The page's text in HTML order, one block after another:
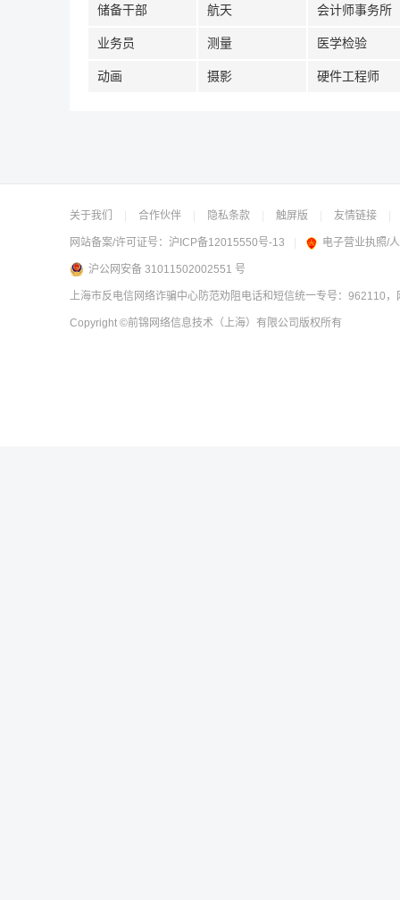
储备干部 航天 会计师事务所
业务员 测量 医学检验
动画 摄影 硬件工程师
关于我们 合作伙伴 隐私条款 触屏版 友情链接
网站备案/许可证号： 沪ICP备12015550号-13 电子营业执照/
沪公网安备 31011502002551 号
上海市反电信网络诈骗中心防范劝阻电话和短信统一专号：962110
Copyright ©前锦网络信息技术（上海）有限公司 版权所有